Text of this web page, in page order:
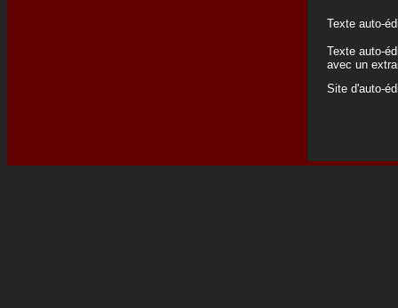
Texte auto-
Texte auto-
avec un
Site d'auto-